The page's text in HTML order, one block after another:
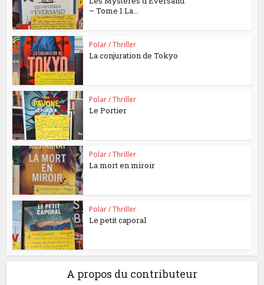
– Tome 1 La...
Polar / Thriller
La conjuration de Tokyo
Polar / Thriller
Le Portier
Polar / Thriller
La mort en miroir
Polar / Thriller
Le petit caporal
A propos du contributeur